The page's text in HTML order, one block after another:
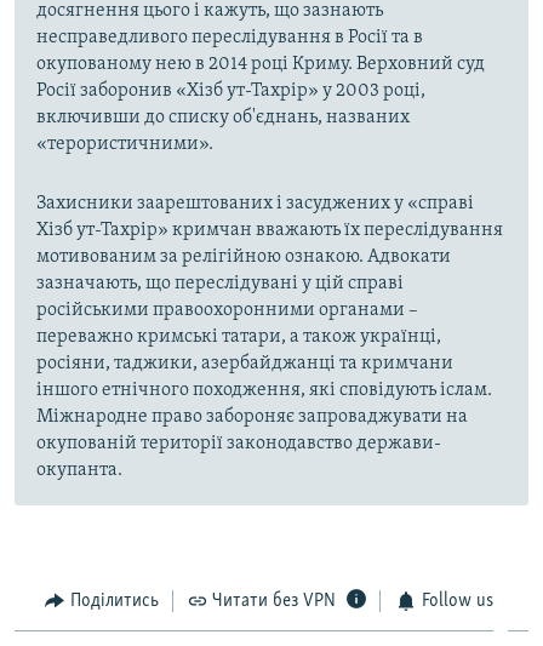
досягнення цього і кажуть, що зазнають
несправедливого переслідування в Росії та в
окупованому нею в 2014 році Криму. Верховний суд
Росії заборонив «Хізб ут-Тахрір» у 2003 році,
включивши до списку об'єднань, названих
«терористичними».
Захисники заарештованих і засуджених у «справі
Хізб ут-Тахрір» кримчан вважають їх переслідування
мотивованим за релігійною ознакою. Адвокати
зазначають, що переслідувані у цій справі
російськими правоохоронними органами –
переважно кримські татари, а також українці,
росіяни, таджики, азербайджанці та кримчани
іншого етнічного походження, які сповідують іслам.
Міжнародне право забороняє запроваджувати на
окупованій території законодавство держави-
окупанта.
Поділитись Читати без VPN Follow us